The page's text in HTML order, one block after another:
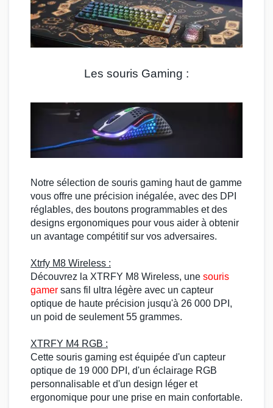
Les souris Gaming :
Notre sélection de souris gaming haut de gamme
vous offre une précision inégalée, avec des DPI
réglables, des boutons programmables et des
designs ergonomiques pour vous aider à obtenir
un avantage compétitif sur vos adversaires.
Xtrfy M8 Wireless :
Découvrez la XTRFY M8 Wireless, une souris
gamer sans fil ultra légère avec un capteur
optique de haute précision jusqu'à 26 000 DPI,
un poid de seulement 55 grammes.
XTRFY M4 RGB :
Cette souris gaming est équipée d'un capteur
optique de 19 000 DPI, d'un éclairage RGB
personnalisable et d'un design léger et
ergonomique pour une prise en main confortable.